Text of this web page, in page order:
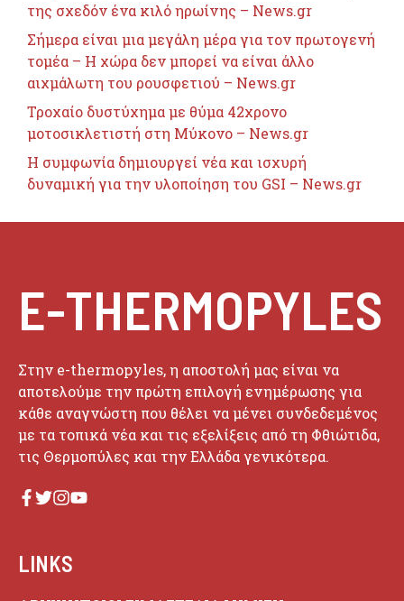
της σχεδόν ένα κιλό ηρωίνης – News.gr
Σήμερα είναι μια μεγάλη μέρα για τον πρωτογενή
τομέα – Η χώρα δεν μπορεί να είναι άλλο
αιχμάλωτη του ρουσφετιού – News.gr
Τροχαίο δυστύχημα με θύμα 42χρονο
μοτοσικλετιστή στη Μύκονο – News.gr
Η συμφωνία δημιουργεί νέα και ισχυρή
δυναμική για την υλοποίηση του GSI – News.gr
E-THERMOPYLES
Στην e-thermopyles, η αποστολή μας είναι να
αποτελούμε την πρώτη επιλογή ενημέρωσης για
κάθε αναγνώστη που θέλει να μένει συνδεδεμένος
με τα τοπικά νέα και τις εξελίξεις από τη Φθιώτιδα,
τις Θερμοπύλες και την Ελλάδα γενικότερα.
LINKS